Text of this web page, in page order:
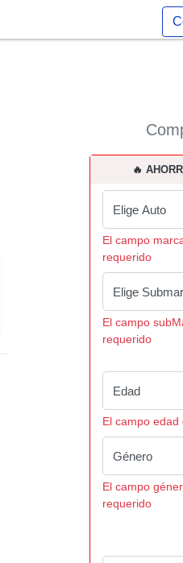
🔥
El campo
requerido
El campo
requerido
El campo
El campo
requerido